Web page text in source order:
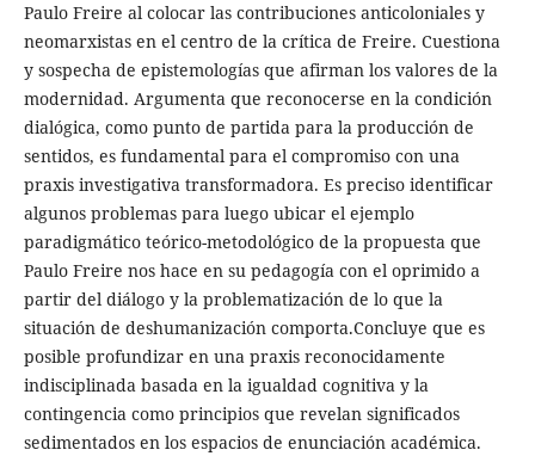
Paulo Freire al colocar las contribuciones anticoloniales y
neomarxistas en el centro de la crítica de Freire. Cuestiona
y sospecha de epistemologías que afirman los valores de la
modernidad. Argumenta que reconocerse en la condición
dialógica, como punto de partida para la producción de
sentidos, es fundamental para el compromiso con una
praxis investigativa transformadora. Es preciso identificar
algunos problemas para luego ubicar el ejemplo
paradigmático teórico-metodológico de la propuesta que
Paulo Freire nos hace en su pedagogía con el oprimido a
partir del diálogo y la problematización de lo que la
situación de deshumanización comporta.Concluye que es
posible profundizar en una praxis reconocidamente
indisciplinada basada en la igualdad cognitiva y la
contingencia como principios que revelan significados
sedimentados en los espacios de enunciación académica.